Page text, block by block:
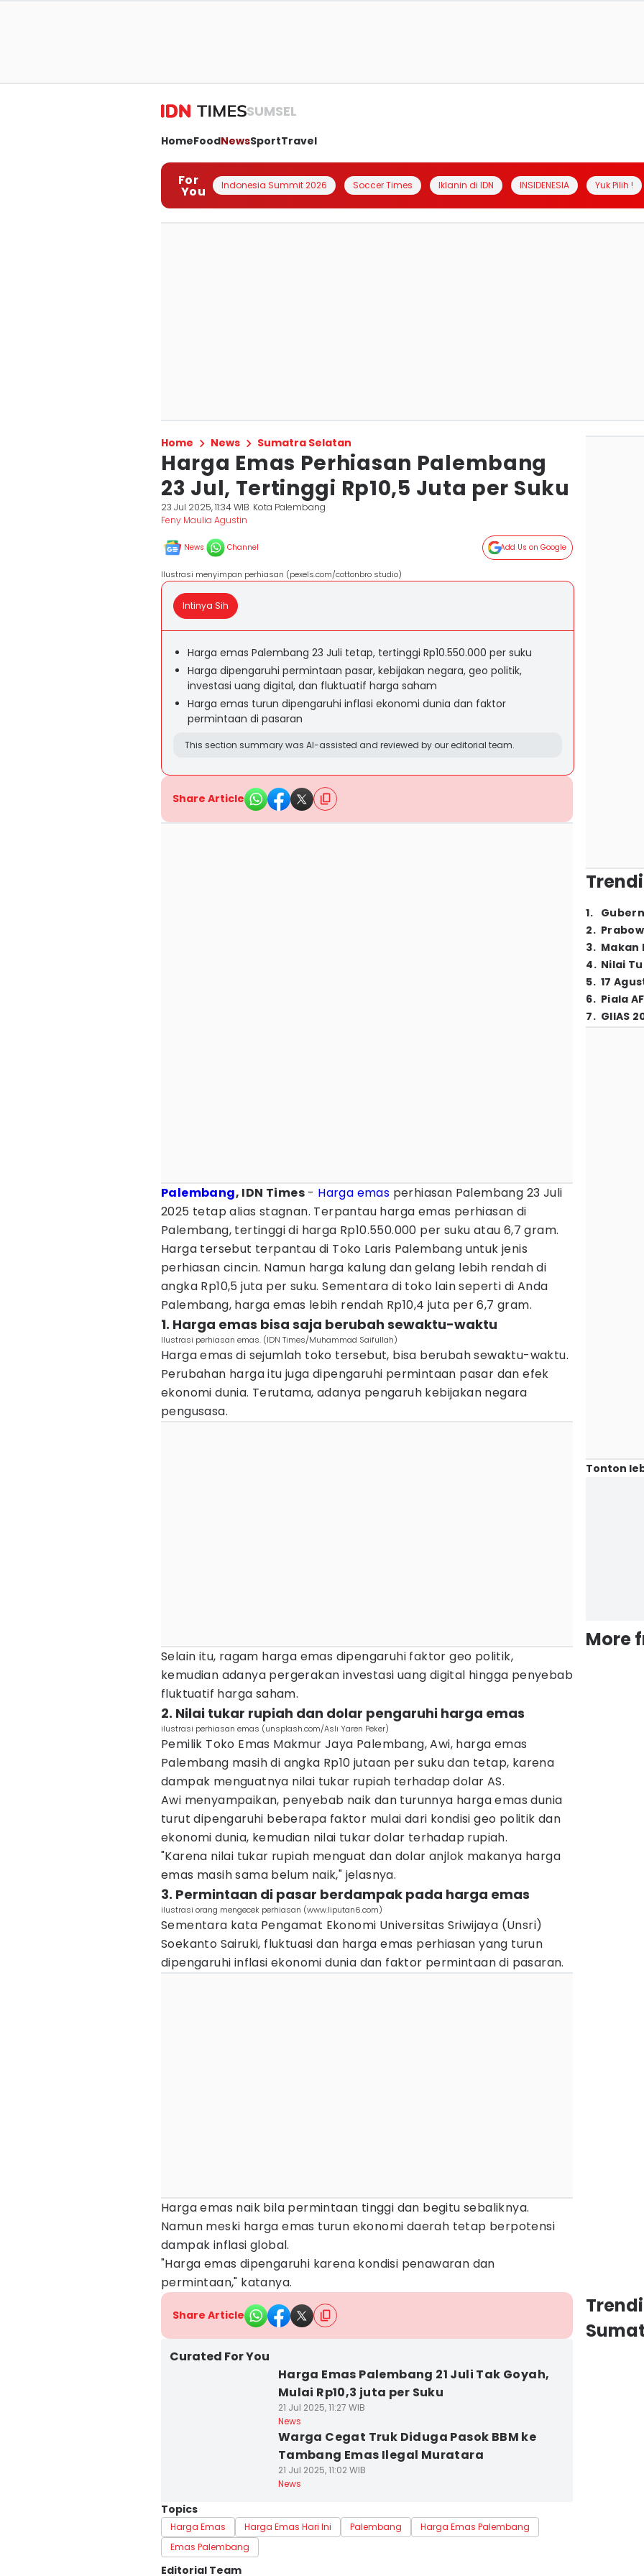
SUMSEL
HomeFoodNewsSportTravel
For
You Indonesia Summit 2026 Soccer Times Iklanin di IDN INSIDENESIA Yuk Pilih !
Home News Sumatra Selatan
Harga Emas Perhiasan Palembang
23 Jul, Tertinggi Rp10,5 Juta per Suku
23 Jul 2025, 11:34 WIB Kota Palembang
Feny Maulia Agustin
News Channel Add Us on Google
Ilustrasi menyimpan perhiasan (pexels.com/cottonbro studio)
Intinya Sih
Harga emas Palembang 23 Juli tetap, tertinggi Rp10.550.000 per suku
Harga dipengaruhi permintaan pasar, kebijakan negara, geo politik,
investasi uang digital, dan fluktuatif harga saham
Harga emas turun dipengaruhi inflasi ekonomi dunia dan faktor
permintaan di pasaran
This section summary was AI-assisted and reviewed by our editorial team.
Share Article
Palembang, IDN Times - Harga emas perhiasan Palembang 23 Juli
2025 tetap alias stagnan. Terpantau harga emas perhiasan di
Palembang, tertinggi di harga Rp10.550.000 per suku atau 6,7 gram.
Harga tersebut terpantau di Toko Laris Palembang untuk jenis
perhiasan cincin. Namun harga kalung dan gelang lebih rendah di
angka Rp10,5 juta per suku. Sementara di toko lain seperti di Anda
Palembang, harga emas lebih rendah Rp10,4 juta per 6,7 gram.
1. Harga emas bisa saja berubah sewaktu-waktu
Ilustrasi perhiasan emas. (IDN Times/Muhammad Saifullah)
Harga emas di sejumlah toko tersebut, bisa berubah sewaktu-waktu.
Perubahan harga itu juga dipengaruhi permintaan pasar dan efek
ekonomi dunia. Terutama, adanya pengaruh kebijakan negara
pengusasa.
Selain itu, ragam harga emas dipengaruhi faktor geo politik,
kemudian adanya pergerakan investasi uang digital hingga penyebab
fluktuatif harga saham.
2. Nilai tukar rupiah dan dolar pengaruhi harga emas
ilustrasi perhiasan emas (unsplash.com/Aslı Yaren Peker)
Pemilik Toko Emas Makmur Jaya Palembang, Awi, harga emas
Palembang masih di angka Rp10 jutaan per suku dan tetap, karena
dampak menguatnya nilai tukar rupiah terhadap dolar AS.
Awi menyampaikan, penyebab naik dan turunnya harga emas dunia
turut dipengaruhi beberapa faktor mulai dari kondisi geo politik dan
ekonomi dunia, kemudian nilai tukar dolar terhadap rupiah.
"Karena nilai tukar rupiah menguat dan dolar anjlok makanya harga
emas masih sama belum naik," jelasnya.
3. Permintaan di pasar berdampak pada harga emas
ilustrasi orang mengecek perhiasan (www.liputan6.com)
Sementara kata Pengamat Ekonomi Universitas Sriwijaya (Unsri)
Soekanto Sairuki, fluktuasi dan harga emas perhiasan yang turun
dipengaruhi inflasi ekonomi dunia dan faktor permintaan di pasaran.
Harga emas naik bila permintaan tinggi dan begitu sebaliknya.
Namun meski harga emas turun ekonomi daerah tetap berpotensi
dampak inflasi global.
"Harga emas dipengaruhi karena kondisi penawaran dan
permintaan," katanya.
Share Article
Curated For You
Harga Emas Palembang 21 Juli Tak Goyah,
Mulai Rp10,3 juta per Suku
21 Jul 2025, 11:27 WIB
News
Warga Cegat Truk Diduga Pasok BBM ke
Tambang Emas Ilegal Muratara
21 Jul 2025, 11:02 WIB
News
Topics
Harga Emas Harga Emas Hari Ini Palembang
Harga Emas Palembang
Emas Palembang
Editorial Team
1.
2.
3. Makan
4. Nilai
5. 17
6. Piala
7. GIIAS
Tonton
More